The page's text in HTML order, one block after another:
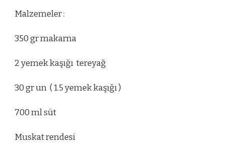
Malzemeler :
350 gr makarna
2 yemek kaşığı tereyağ
30 gr un ( 1.5 yemek kaşığı )
700 ml süt
Muskat rendesi